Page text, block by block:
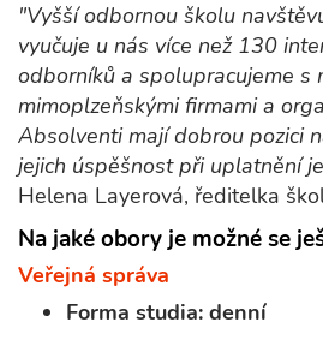
"Vyšší odbornou školu
vyučuje u nás více než 130
odborníků a spolupracujeme s
mimoplzeňskými firmami a
Absolventi mají dobrou pozici
jejich úspěšnost při uplatnění
Helena Layerová, ředitelka
Na jaké obory je možné se
Veřejná správa
Forma studia: denní